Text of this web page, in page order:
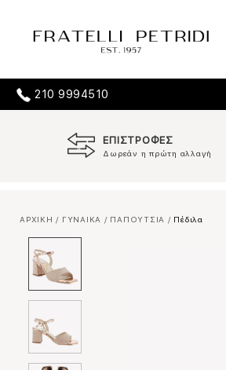
210 9994510
ΕΠΙΣΤΡΟΦΕΣ
Δωρεάν η πρώτη αλλαγή
ΑΡΧΙΚΗ / ΓΥΝΑΙΚΑ / ΠΑΠΟΥΤΣΙΑ / Πέδιλα